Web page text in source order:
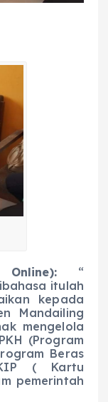
Online): “
itulah
kepada
Mandailing
mengelola
(Program
Beras
( Kartu
pemerintah